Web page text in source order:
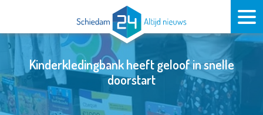
Kinderkledingbank heeft geloof in snelle
doorstart